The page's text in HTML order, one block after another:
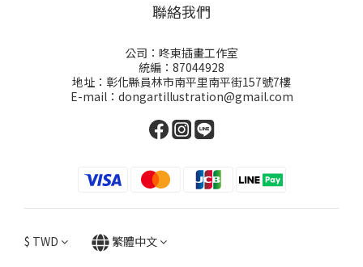
聯絡我們
公司：咚東插畫工作室
統編：87044928
地址：彰化縣員林市南平里南平街157號7樓
E-mail：dongartillustration@gmail.com
$ TWD 繁體中文